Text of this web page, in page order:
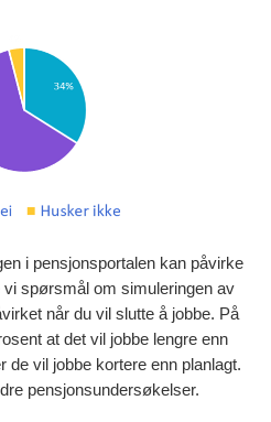
i pensjonsportalen kan påvirke
spørsmål om simuleringen av
når du vil slutte å jobbe. På
at det vil jobbe lengre enn
de vil jobbe kortere enn planlagt.
pensjonsundersøkelser.